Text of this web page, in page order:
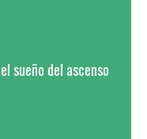
sueño del ascenso